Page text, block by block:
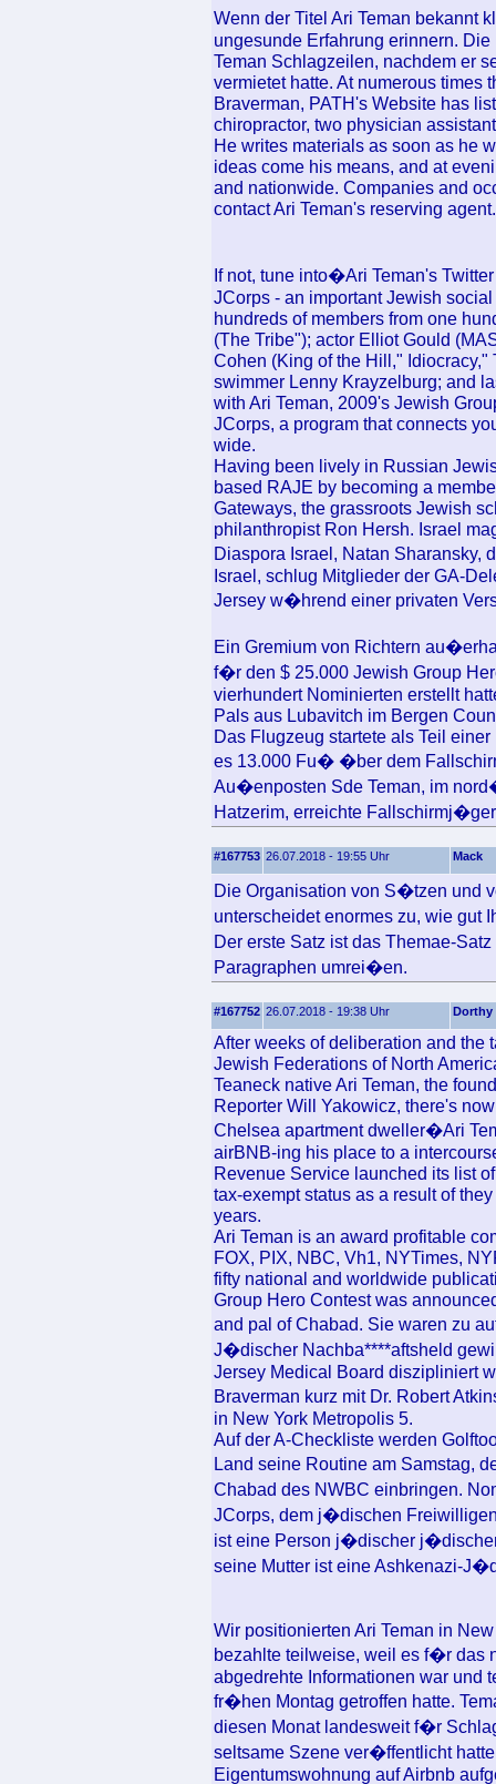
Wenn der Titel Ari Teman bekannt
ungesunde Erfahrung erinnern.
Teman Schlagzeilen, nachdem er
vermietet hatte. At numerous times
Braverman, PATH's Website has
chiropractor, two physician
He writes materials as soon as he
ideas come his means, and at
and nationwide. Companies and
contact Ari Teman's reserving agent.
If not, tune into�Ari Teman's
JCorps - an important Jewish
hundreds of members from one
(The Tribe"); actor Elliot Gould
Cohen (King of the Hill,"
swimmer Lenny Krayzelburg; and
with Ari Teman, 2009's Jewish
JCorps, a program that connects
wide.
Having been lively in Russian
based RAJE by becoming a
Gateways, the grassroots Jewish
philanthropist Ron Hersh. Israel
Diaspora Israel, Natan Sharansky,
Israel, schlug Mitglieder der GA-
Jersey w�hrend einer privaten
Ein Gremium von Richtern
f�r den $ 25.000 Jewish Group
vierhundert Nominierten erstellt
Pals aus Lubavitch im Bergen
Das Flugzeug startete als Teil
es 13.000 Fu� �ber dem
Au�enposten Sde Teman, im
Hatzerim, erreichte
#167753 26.07.2018 - 19:55 Uhr Mack
Die Organisation von S�tzen und
unterscheidet enormes zu, wie
Der erste Satz ist das Themae-
Paragraphen umrei�en.
#167752 26.07.2018 - 19:38 Uhr Dorthy
After weeks of deliberation and the
Jewish Federations of North
Teaneck native Ari Teman, the
Reporter Will Yakowicz, there's
Chelsea apartment dweller�Ari
airBNB-ing his place to a
Revenue Service launched its list
tax-exempt status as a result of
years.
Ari Teman is an award profitable
FOX, PIX, NBC, Vh1, NYTimes,
fifty national and worldwide
Group Hero Contest was
and pal of Chabad. Sie waren zu
J�discher Nachba****aftsheld
Jersey Medical Board diszipliniert
Braverman kurz mit Dr. Robert
in New York Metropolis 5.
Auf der A-Checkliste werden
Land seine Routine am Samstag,
Chabad des NWBC einbringen.
JCorps, dem j�dischen
ist eine Person j�discher
seine Mutter ist eine Ashkenazi-
Wir positionierten Ari Teman in
bezahlte teilweise, weil es f�r das
abgedrehte Informationen war und
fr�hen Montag getroffen hatte.
diesen Monat landesweit f�r
seltsame Szene ver�ffentlicht
Eigentumswohnung auf Airbnb